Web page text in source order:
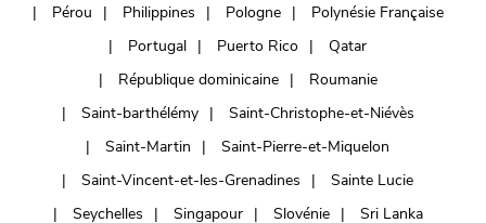
Pérou
Philippines Pologne
Polynésie Française
Portugal
Puerto Rico
Qatar
République dominicaine
Roumanie
Saint-barthélémy
Saint-Christophe-et-Niévès
Saint-Martin
Saint-Pierre-et-Miquelon
Saint-Vincent-et-les-Grenadines
Sainte Lucie
Seychelles
Singapour Slovénie Sri Lanka